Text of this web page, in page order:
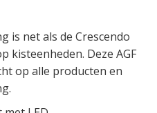
is net als de Crescendo
kisteenheden. Deze AGF
op alle producten en